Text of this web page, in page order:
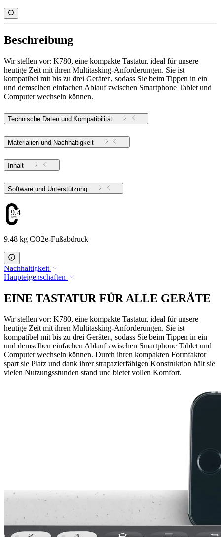
Beschreibung
Wir stellen vor: K780, eine kompakte Tastatur, ideal für unsere
heutige Zeit mit ihren Multitasking-Anforderungen. Sie ist
kompatibel mit bis zu drei Geräten, sodass Sie beim Tippen in ein
und demselben einfachen Ablauf zwischen Smartphone Tablet und
Computer wechseln können.
Technische Daten und Kompatibilität
Materialien und Nachhaltigkeit
Inhalt
Software und Unterstützung
9.48
9.48 kg CO2e-Fußabdruck
Nachhaltigkeit
Haupteigenschaften
EINE TASTATUR FÜR ALLE GERÄTE
Wir stellen vor: K780, eine kompakte Tastatur, ideal für unsere
heutige Zeit mit ihren Multitasking-Anforderungen. Sie ist
kompatibel mit bis zu drei Geräten, sodass Sie beim Tippen in ein
und demselben einfachen Ablauf zwischen Smartphone Tablet und
Computer wechseln können. Durch ihren kompakten Formfaktor
spart sie Platz und dank ihrer strapazierfähigen Konstruktion hält sie
vielen Nutzungsstunden stand und bietet vollen Komfort.